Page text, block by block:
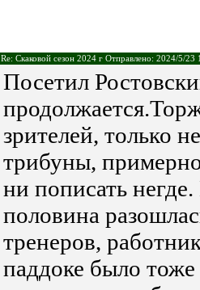
Re: Скаковой сезон 2024 г Отправлено: 2024/5/23
Посетил
зрителей, только
трибуны,
ни пописать
половина
тренеров,
паддоке было